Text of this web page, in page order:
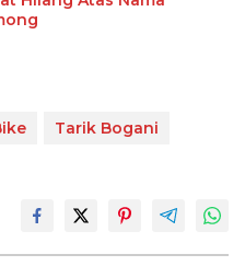
Tarik Bogani